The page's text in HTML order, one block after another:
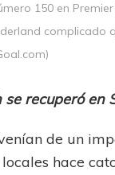
150 en
complicado
se recuperó en
de un
hace